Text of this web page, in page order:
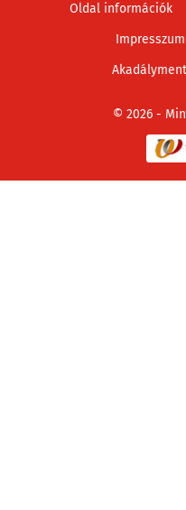
© 2026 -
Oldal információk
Impresszum